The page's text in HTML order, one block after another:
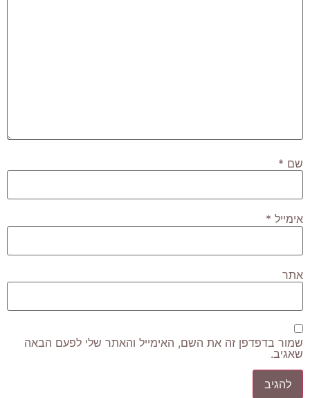
שם *
אימייל *
אתר
שמור בדפדפן זה את השם, האימייל והאתר שלי לפעם הבאה
שאגיב.